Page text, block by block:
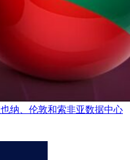
纳、伦敦和索非亚数据中心